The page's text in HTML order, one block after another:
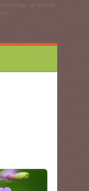
of slovak